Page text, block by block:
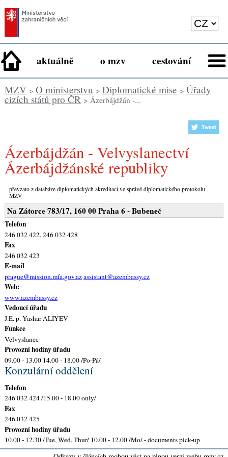
aktuálně o mzv cestování
MZV> O ministerstvu > Diplomatické mise > Úřady
cizích států pro ČR> Ázerbájdžán -...
Ázerbájdžán - Velvyslanectví
Ázerbájdžánské republiky
převzato z databáze diplomatických akreditací ve správě diplomatického protokolu
MZV
Na Zátorce 783/17, 160 00 Praha 6 - Bubeneč
Telefon
246 032 422, 246 032 428
Fax
246 032 423
E-mail
prague@mission.mfa.gov.azassistant@azembassy.cz
Web:
www.azembassy.cz
Vedoucí úřadu
J.E. p. Yashar ALIYEV
Funkce
Velvyslanec
Provozní hodiny úřadu
09.00 - 13.00 14.00 - 18.00 /Po-Pá/
Konzulární oddělení
Telefon
246 032 424 /15.00 - 18.00 only/
Fax
246 032 425
Provozní hodiny úřadu
10.00 - 12.30 /Tue, Wed, Thur/ 10.00 - 12.00 /Mo/ - documents pick-up